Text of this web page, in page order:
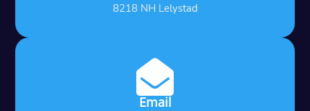
8218 NH Lelystad

Email